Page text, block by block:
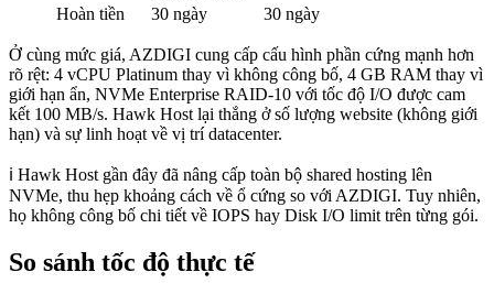
Hoàn tiền 30 ngày 30 ngày
Ở cùng mức giá, AZDIGI cung cấp cấu hình phần cứng mạnh hơn
rõ rệt: 4 vCPU Platinum thay vì không công bố, 4 GB RAM thay vì
giới hạn ẩn, NVMe Enterprise RAID-10 với tốc độ I/O được cam
kết 100 MB/s. Hawk Host lại thắng ở số lượng website (không giới
hạn) và sự linh hoạt về vị trí datacenter.
ℹ️ Hawk Host gần đây đã nâng cấp toàn bộ shared hosting lên
NVMe, thu hẹp khoảng cách về ổ cứng so với AZDIGI. Tuy nhiên,
họ không công bố chi tiết về IOPS hay Disk I/O limit trên từng gói.
So sánh tốc độ thực tế